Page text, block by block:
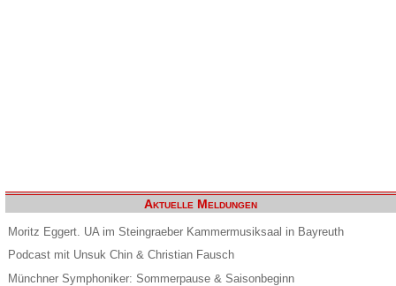
Aktuelle Meldungen
Moritz Eggert. UA im Steingraeber Kammermusiksaal in Bayreuth
Podcast mit Unsuk Chin & Christian Fausch
Münchner Symphoniker: Sommerpause & Saisonbeginn